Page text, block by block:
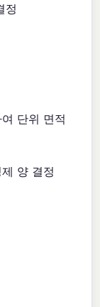
정
단위 면적
양 결정